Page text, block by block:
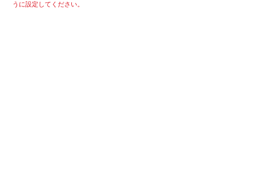
うに設定してください。